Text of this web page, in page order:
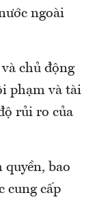
ngoài
chủ động
phạm và tài
rủi ro của
quyền, bao
cung cấp